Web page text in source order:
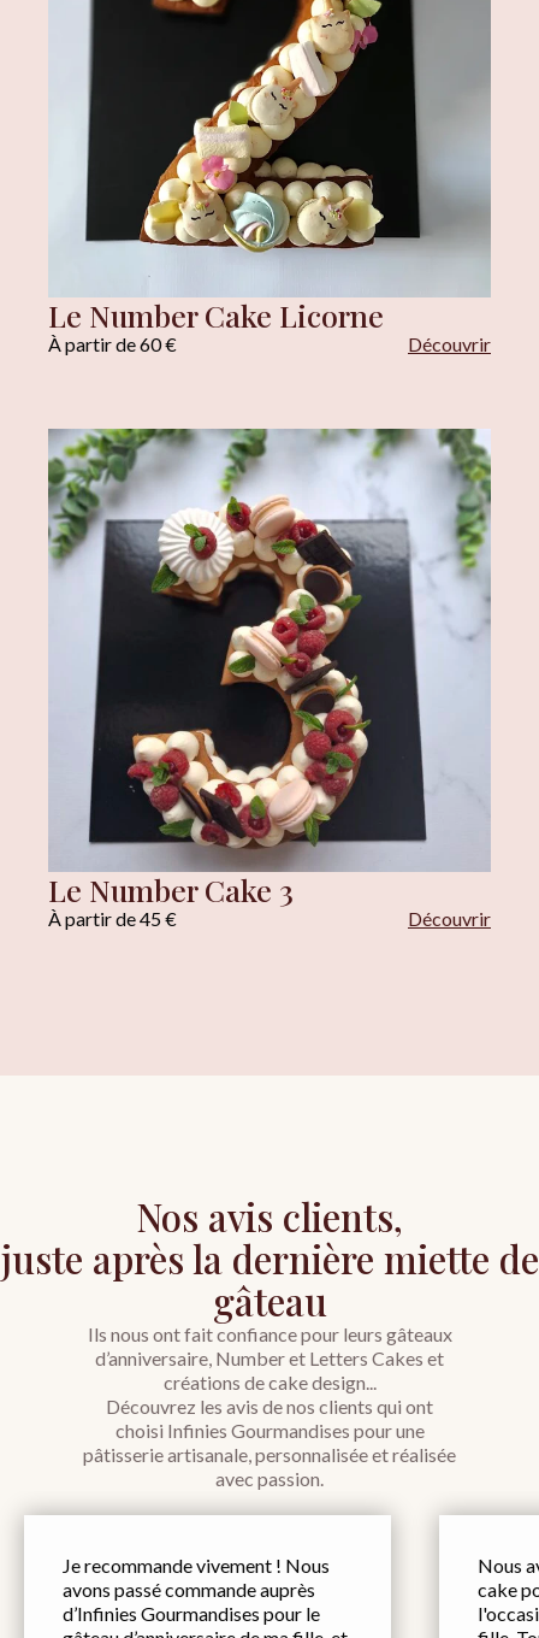
Le Number Cake Licorne
À partir de 60 € Découvrir
Le Number Cake 3
À partir de 45 € Découvrir
Nos avis clients,
juste après la dernière miette de
gâteau
Ils nous ont fait confiance pour leurs gâteaux
d’anniversaire, Number et Letters Cakes et
créations de cake design...
Découvrez les avis de nos clients qui ont
choisi Infinies Gourmandises pour une
pâtisserie artisanale, personnalisée et réalisée
avec passion.
Je recommande vivement ! Nous
avons passé commande auprès
d’Infinies Gourmandises pour le
Nous
cake